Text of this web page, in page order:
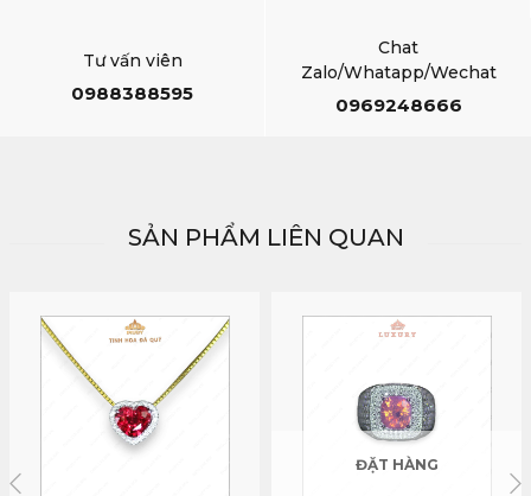
Tư vấn viên
0988388595
Chat
Zalo/Whatapp/Wechat
0969248666
SẢN PHẨM LIÊN QUAN
ĐẶT HÀNG